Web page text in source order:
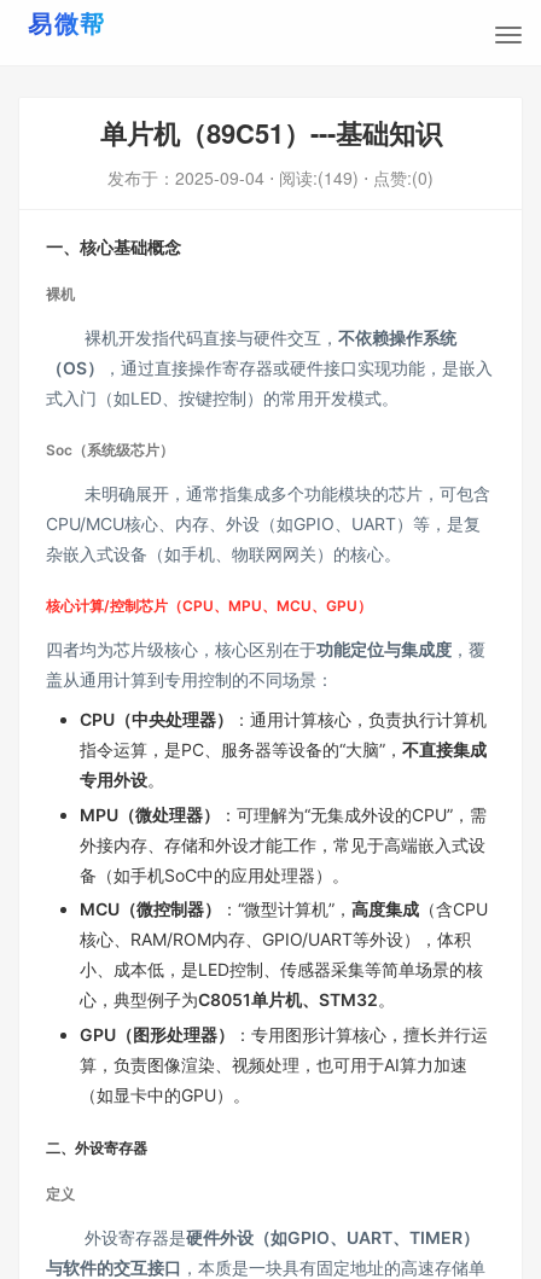
单片机（89C51）---基础知识
发布于： 2025-09-04 ⋅ 阅读:(149) ⋅ 点赞:(0)
一、核心基础概念
裸机
裸机开发指代码直接与硬件交互， 不依赖操作系统
（OS）
，通过直接操作寄存器或硬件接口实现功能，是嵌入
式入门（如LED、按键控制）的常用开发模式。
Soc（系统级芯片）
未明确展开，通常指集成多个功能模块的芯片，可包含
CPU/MCU核心、内存、外设（如GPIO、UART）等，是复
杂嵌入式设备（如手机、物联网网关）的核心。
核心计算/控制芯片（CPU、MPU、MCU、GPU）
四者均为芯片级核心，核心区别在于功能定位与集成度 ，覆
盖从通用计算到专用控制的不同场景：
CPU（中央处理器）
：通用计算核心，负责执行计算机
指令运算，是PC、服务器等设备的“大脑”， 不直接集成
专用外设。
MPU（微处理器）
：可理解为“无集成外设的CPU”，需
外接内存、存储和外设才能工作，常见于高端嵌入式设
备（如手机SoC中的应用处理器）。
MCU（微控制器）
：“微型计算机”， 高度集成 （含CPU
核心、RAM/ROM内存、GPIO/UART等外设），体积
小、成本低，是LED控制、传感器采集等简单场景的核
心，典型例子为C8051单片机、STM32。
GPU（图形处理器）
：专用图形计算核心，擅长并行运
算，负责图像渲染、视频处理，也可用于AI算力加速
（如显卡中的GPU）。
二、外设寄存器
定义
外设寄存器是硬件外设（如GPIO、UART、TIMER）
与软件的交互接口 ，本质是一块具有固定地址的高速存储单